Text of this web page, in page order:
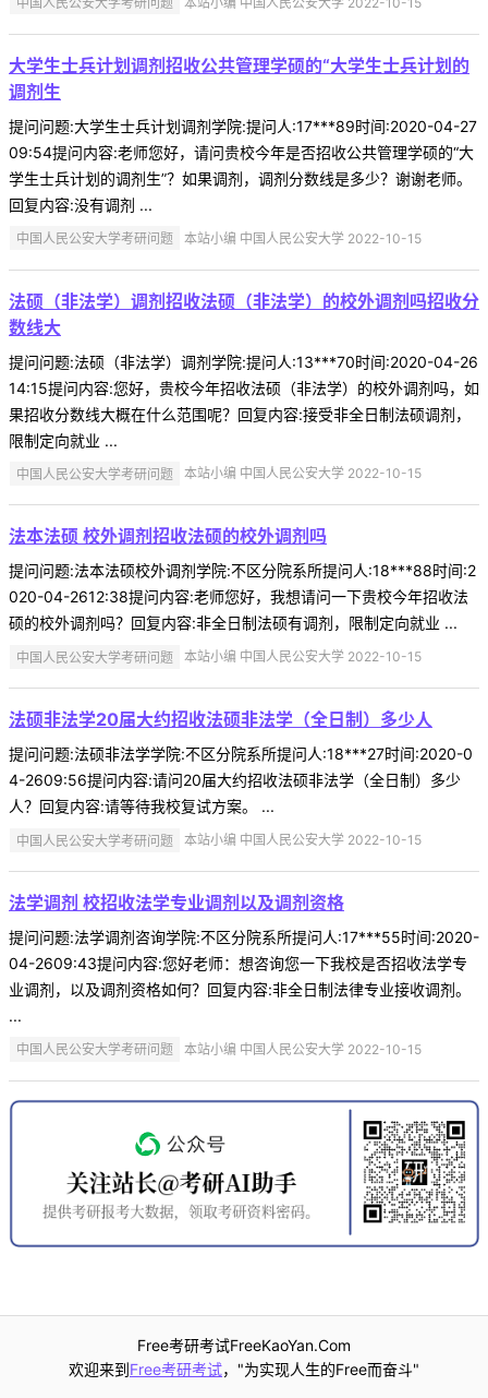
大学生士兵计划调剂招收公共管理学硕的“大学生士兵计划的
调剂生
提问问题:大学生士兵计划调剂学院:提问人:17***89时间:2020-04-27
09:54提问内容:老师您好，请问贵校今年是否招收公共管理学硕的“大
学生士兵计划的调剂生”？如果调剂，调剂分数线是多少？谢谢老师。
回复内容:没有调剂 ...
中国人民公安大学考研问题 本站小编 中国人民公安大学 2022-10-15
法硕（非法学）调剂招收法硕（非法学）的校外调剂吗招收分
数线大
提问问题:法硕（非法学）调剂学院:提问人:13***70时间:2020-04-26
14:15提问内容:您好，贵校今年招收法硕（非法学）的校外调剂吗，如
果招收分数线大概在什么范围呢？回复内容:接受非全日制法硕调剂，
限制定向就业 ...
中国人民公安大学考研问题 本站小编 中国人民公安大学 2022-10-15
法本法硕 校外调剂招收法硕的校外调剂吗
提问问题:法本法硕校外调剂学院:不区分院系所提问人:18***88时间:2
020-04-2612:38提问内容:老师您好，我想请问一下贵校今年招收法
硕的校外调剂吗？回复内容:非全日制法硕有调剂，限制定向就业 ...
中国人民公安大学考研问题 本站小编 中国人民公安大学 2022-10-15
法硕非法学20届大约招收法硕非法学（全日制）多少人
提问问题:法硕非法学学院:不区分院系所提问人:18***27时间:2020-0
4-2609:56提问内容:请问20届大约招收法硕非法学（全日制）多少
人？回复内容:请等待我校复试方案。 ...
中国人民公安大学考研问题 本站小编 中国人民公安大学 2022-10-15
法学调剂 校招收法学专业调剂以及调剂资格
提问问题:法学调剂咨询学院:不区分院系所提问人:17***55时间:2020-
04-2609:43提问内容:您好老师：想咨询您一下我校是否招收法学专
业调剂，以及调剂资格如何？回复内容:非全日制法律专业接收调剂。
...
中国人民公安大学考研问题 本站小编 中国人民公安大学 2022-10-15
Free考研考试FreeKaoYan.Com
欢迎来到Free考研考试，"为实现人生的Free而奋斗"